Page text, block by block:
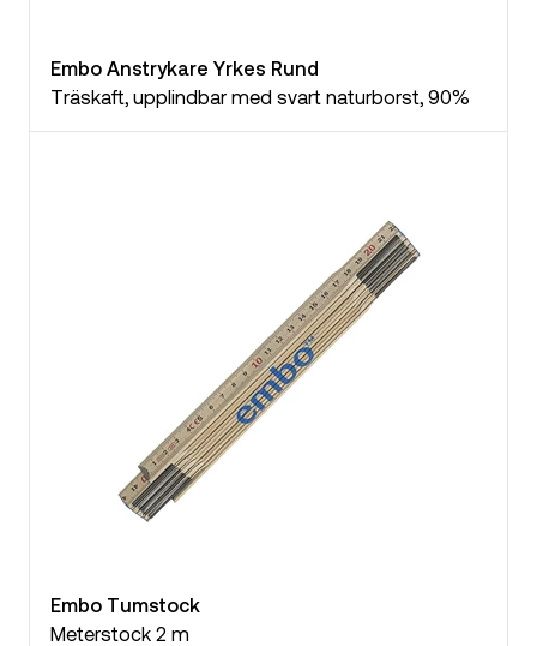
Embo Anstrykare Yrkes Rund
Träskaft, upplindbar med svart naturborst, 90%
Embo Tumstock
Meterstock 2 m